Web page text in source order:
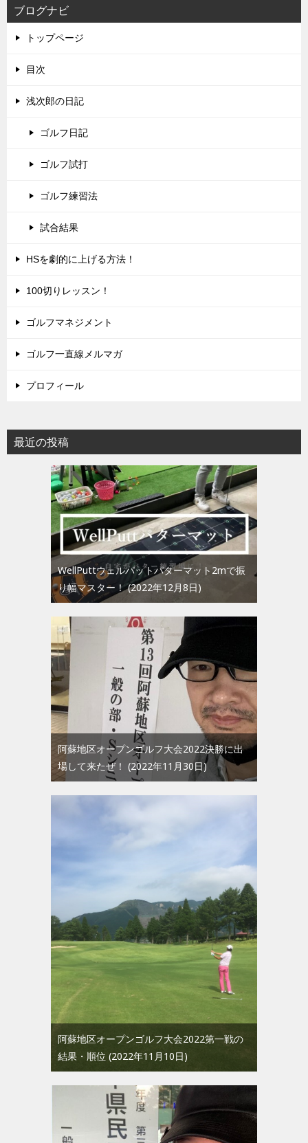
ブログナビ
トップページ
目次
浅次郎の日記
ゴルフ日記
ゴルフ試打
ゴルフ練習法
試合結果
HSを劇的に上げる方法！
100切りレッスン！
ゴルフマネジメント
ゴルフ一直線メルマガ
プロフィール
最近の投稿
WellPuttウェルパットパターマット2mで振
り幅マスター！ 2022年12月8日
阿蘇地区オープンゴルフ大会2022決勝に出
場して来たぜ！
2022年11月30日
阿蘇地区オープンゴルフ大会2022第一戦の
結果・順位 2022年11月10日